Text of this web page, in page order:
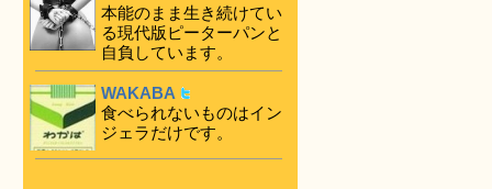
本能のまま生き続けてい
る現代版ピーターパンと
自負しています。
WAKABA
食べられないものはイン
ジェラだけです。